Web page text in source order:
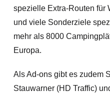
spezielle Extra-Routen für
und viele Sonderziele
mehr als 8000
Europa.
Als Ad-ons gibt es zudem
Stauwarner (HD Traffic)